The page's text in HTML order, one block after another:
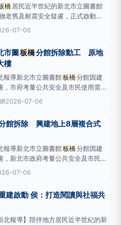
橋 居民近半世紀的新北市立圖書館
老舊及耐震安全疑慮，正式啟動拆
侯友宜今（6日）指出，未來將在原
上8層的複合式大樓，結合智慧閱
友宜指出，板橋分館自啟
07-06
市圖板橋分館拆除動工 原地
樓
報導新北市立圖書館板橋分館因建
，市府考量公共安全及市民使用需求
長侯友宜六日上午主持拆除工程儀
耗資三點四億元，興建地上八層、
八年完工啟用，打造全齡共享的新
2026-07-06
館拆除 興建地上8層複合式
報導新北市立圖書館板橋分館因建
，新北市政府考量公共安全及市民使
重建工程。侯友宜市長今（6）日主
會照顧及公共服務功能，打造全齡共
07-06
打造閱讀與社福共
北報導】陪伴地方居民近半世紀的新